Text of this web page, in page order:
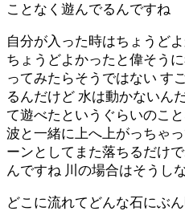
ことなく遊んでるんですね
自分が入った時はちょうど
ちょうどよかったと偉そう
ってみたらそうではない す
るんだけど 水は動かないん
て遊べたというぐらいのこ
波と一緒に上へ上がっちゃ
ーンとしてまた落ちるだけ
んですね 川の場合はそうし
どこに流れてどんな石にぶ